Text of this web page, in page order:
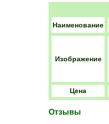
Наименование
Изображение
Цена
Отзывы